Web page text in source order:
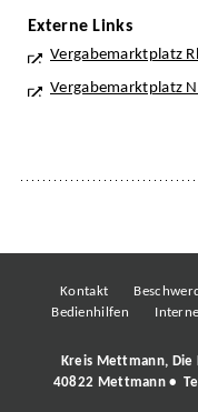
Externe Links
Vergabemarktplatz
Vergabemarktplatz
Kontakt
Bedienhilfen
Kreis Mettmann,
40822 Mettmann •